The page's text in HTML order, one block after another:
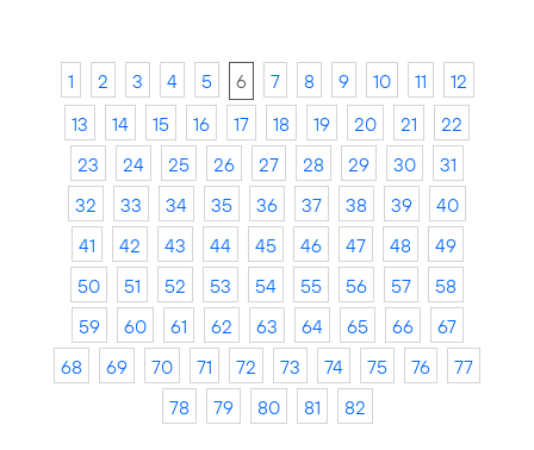
1 2 3 4 5 6 7 8 9 10 11
12
13
14 15 16 17 18 19 20 21
22
23
24 25 26 27 28 29 30
31
32
33 34 35 36 37 38 39
40
41
42 43 44 45 46 47 48
49
50
51 52 53 54 55 56 57
58
59
60 61 62 63 64 65 66
67
68
69 70 71 72 73 74 75 76
77
78
79 80 81 82